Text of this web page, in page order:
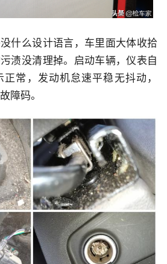
什么设计语言，车里面大体收拾
渍没清理掉。启动车辆，仪表自
常，发动机怠速平稳无抖动，
障码。